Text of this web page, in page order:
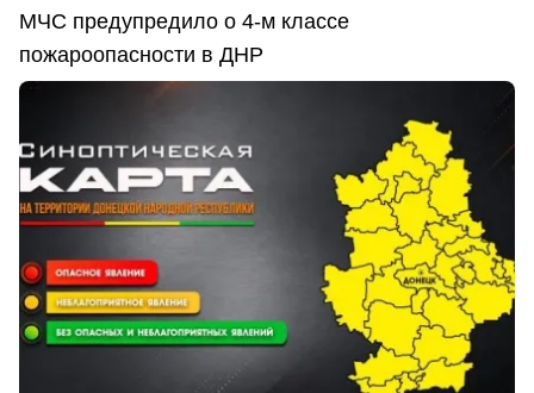
МЧС предупредило о 4-м классе
пожароопасности в ДНР